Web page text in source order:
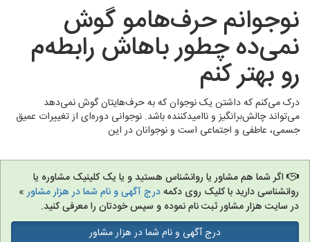
گروه روانشناسی
نوجوانم حرف‌هامو گوش
نمی‌ده چطور باهاش رابطه‌م
رو بهتر کنم
درک می‌کنم که داشتن یک نوجوان که به حرف‌هایتان گوش نمی‌دهد
می‌تواند چالش‌برانگیز و ناامیدکننده باشد. نوجوانی دوره‌ای از تغییرات عمیق
جسمی، عاطفی و اجتماعی است و نوجوانان در این
اگر شما هم مشاور یا روانشناس هستید و یا یک کلینیک مشاوره یا
روانشناسی دارید با کلیک روی دکمهدرج آگهی و نام شما در هزار مشاور»
در سایت هزار مشاور ثبت نام نموده و سپس خودتان را معرفی کنید.
درج آگهی و نام شما در هزار مشاور